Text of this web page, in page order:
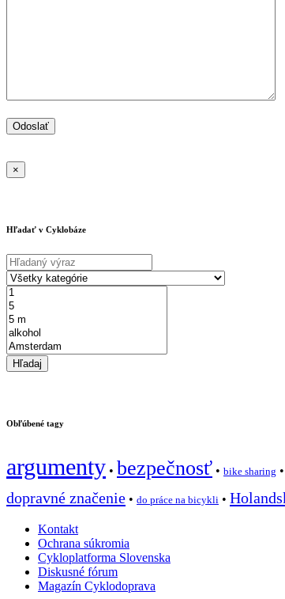
×
Hľadať v Cyklobáze
Obľúbené tagy
argumenty • bezpečnosť • bike sharing •
dopravné značenie • do práce na bicykli •
Kontakt
Ochrana súkromia
Cykloplatforma Slovenska
Diskusné fórum
Magazín Cyklodoprava